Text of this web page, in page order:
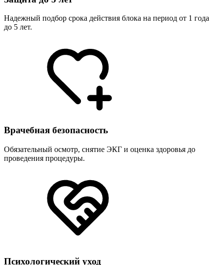
Надежный подбор срока действия блока на период от 1 года
до 5 лет.
Врачебная безопасность
Обязательный осмотр, снятие ЭКГ и оценка здоровья до
проведения процедуры.
Психологический уход